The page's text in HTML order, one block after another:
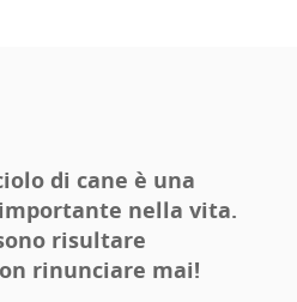
di cane è una
nella vita.
risultare
rinunciare mai!